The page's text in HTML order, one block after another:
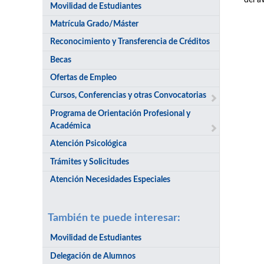
Movilidad de Estudiantes
Matrícula Grado/Máster
Reconocimiento y Transferencia de Créditos
Becas
Ofertas de Empleo
Cursos, Conferencias y otras Convocatorias
Programa de Orientación Profesional y
Académica
Atención Psicológica
Trámites y Solicitudes
Atención Necesidades Especiales
También te puede interesar:
Movilidad de Estudiantes
Delegación de Alumnos